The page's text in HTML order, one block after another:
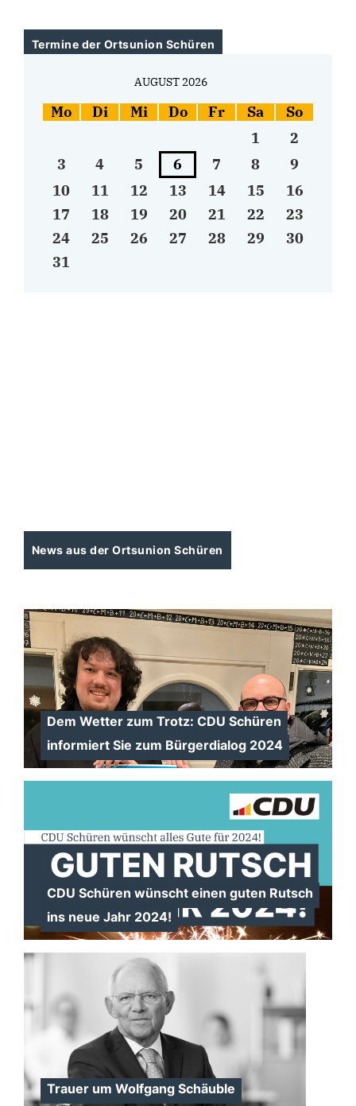
Termine der Ortsunion Schüren
AUGUST 2026
Mo Di Mi Do Fr Sa
So
1
2
3
4 5 6 7 8
9
10
11 12 13 14 15
16
17
18 19 20 21 22
23
24
25 26 27 28 29
30
31
News aus der Ortsunion Schüren
Dem Wetter zum Trotz: CDU Schüren
informiert Sie zum Bürgerdialog 2024
CDU Schüren wünscht einen guten Rutsch
ins neue Jahr 2024!
Trauer um Wolfgang Schäuble